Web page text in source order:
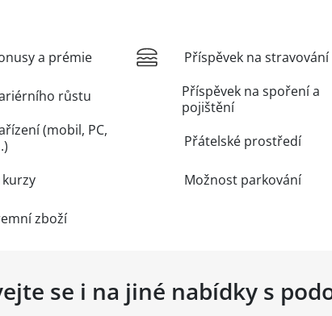
a prémie
růstu
(mobil, PC,
kurzy
zboží
Příspěvek na stravování
Příspěvek na spoření a
pojištění
Přátelské prostředí
Možnost parkování
se i na jiné nabídky s